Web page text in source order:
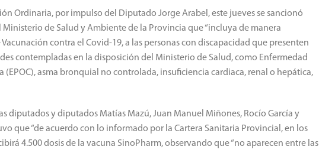
Ordinaria, por impulso del Diputado Jorge Arabel, este jueves se sancionó
de Salud y Ambiente de la Provincia que “incluya de manera
contra el Covid-19, a las personas con discapacidad que presenten
contempladas en la disposición del Ministerio de Salud, como Enfermedad
(EPOC), asma bronquial no controlada, insuficiencia cardiaca, renal o hepática,
diputados y diputados Matías Mazú, Juan Manuel Miñones, Rocío García y
que “de acuerdo con lo informado por la Cartera Sanitaria Provincial, en los
4.500 dosis de la vacuna SinoPharm, observando que “no aparecen entre las